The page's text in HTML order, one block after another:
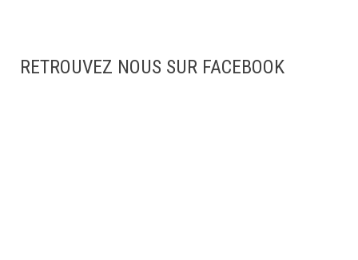
RETROUVEZ NOUS SUR FACEBOOK